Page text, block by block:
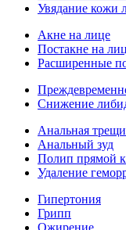
Увядание кожи
Акне на лице
Постакне на
Расширенные
Снижение
Анальная
Анальный зуд
Полип прямой
Удаление
Гипертония
Грипп
Ожирение